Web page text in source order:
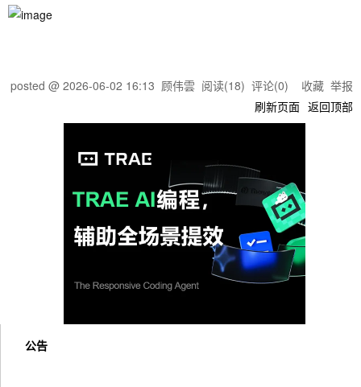
posted @ 2026-06-02 16:13 顾伟雲 阅读(18) 评论(0) 收藏 举报
刷新页面 返回顶部
公告